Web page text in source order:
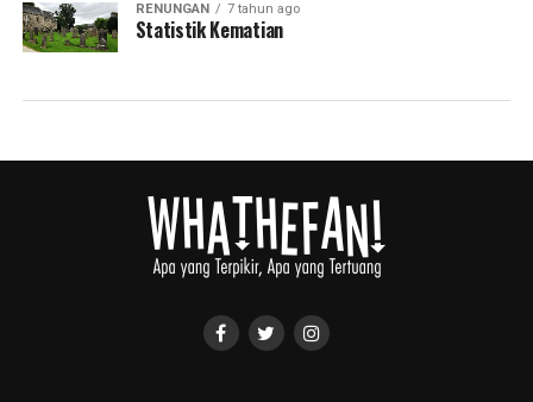
RENUNGAN 7 tahun ago
Statistik Kematian